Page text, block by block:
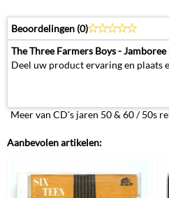
Beoordelingen (0)
The Three Farmers Boys - Jamboree
Deel uw product ervaring en plaats
Meer van CD's jaren 50 & 60 / 50s
Aanbevolen artikelen: